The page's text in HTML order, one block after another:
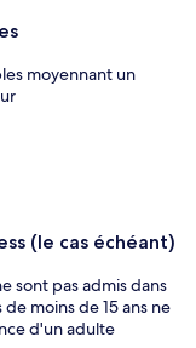
moyennant un
(le cas échéant)
sont pas admis dans
moins de 15 ans ne
d'un adulte